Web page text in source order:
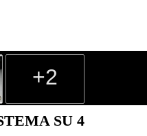
+2
SU 4